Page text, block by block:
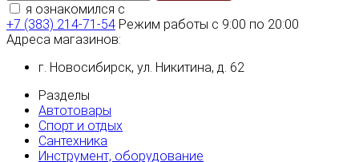
я ознакомился с
+7 (383) 214-71-54 Режим работы с 9:00 по 20:00
Адреса магазинов:
г. Новосибирск, ул. Никитина, д. 62
Разделы
Автотовары
Спорт и отдых
Сантехника
Инструмент, оборудование